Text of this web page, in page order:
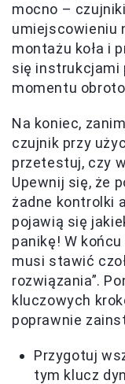
mocno –
umiejscowieniu
montażu koła i
się instrukcjami
momentu
Na koniec,
czujnik przy
przetestuj, czy
Upewnij się, że
żadne kontrolki
pojawią się
panikę! W
musi stawić
rozwiązania”.
kluczowych
poprawnie
Przygotuj
tym klucz